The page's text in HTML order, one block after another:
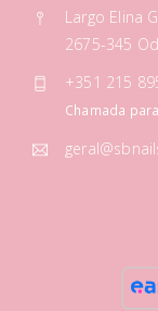
Largo Elina
2675-345
+351 215
Chamada